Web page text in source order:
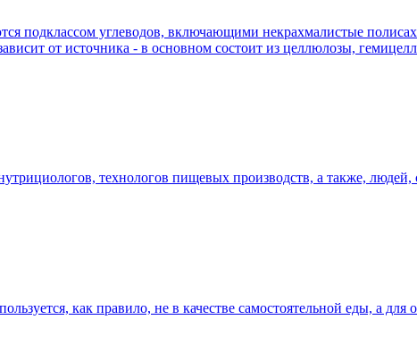
подклассом углеводов, включающими некрахмалистые
от источника - в основном состоит из целлюлозы,
технологов пищевых производств, а также,
как правило, не в качестве самостоятельной еды, а